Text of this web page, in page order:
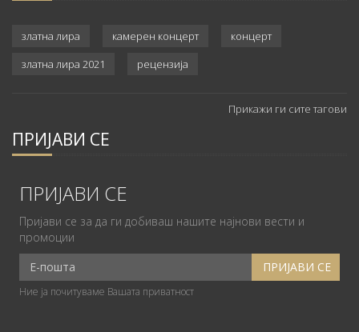
златна лира камерен концерт
концерт
златна лира 2021
рецензија
Прикажи ги сите тагови
ПРИЈАВИ СЕ
ПРИЈАВИ СЕ
Пријави се за да ги добиваш нашите најнови вести и
промоции
Ние ја почитуваме Вашата приватност